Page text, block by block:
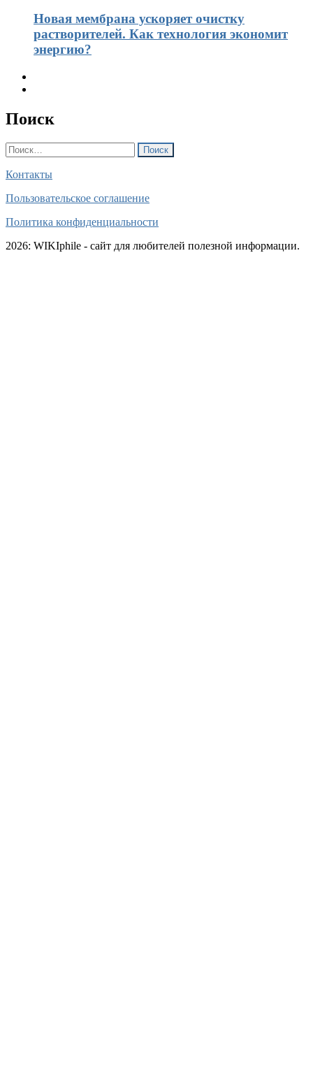
Новая мембрана ускоряет очистку
растворителей. Как технология экономит
энергию?
Поиск
Найти:
Контакты
Пользовательское соглашение
Политика конфиденциальности
2026: WIKIphile - сайт для любителей полезной информации.